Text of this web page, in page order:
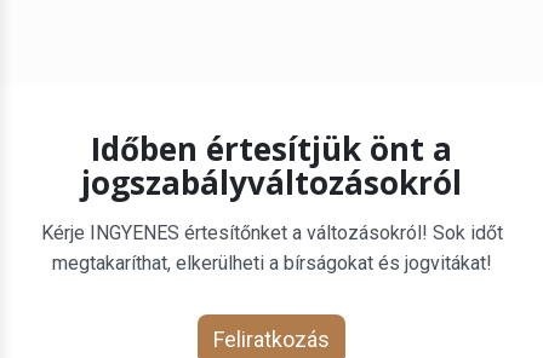
Időben értesítjük önt a
jogszabályváltozásokról
Kérje INGYENES értesítőnket a változásokról! Sok időt
megtakaríthat, elkerülheti a bírságokat és jogvitákat!
Feliratkozás